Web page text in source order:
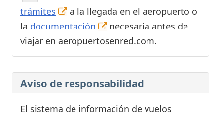
trámites
a la llegada en el aeropuerto o
la documentación
necesaria antes de
viajar en aeropuertosenred.com.
Aviso de responsabilidad
El sistema de información de vuelos